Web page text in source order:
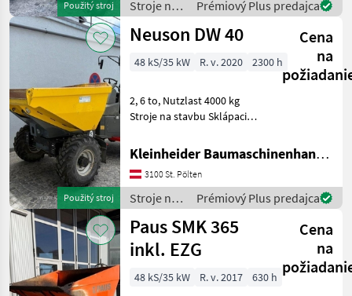
Použitý stroj
Stroje na
stavbu /
Ausa
Prémiový Plus predajca
Použitý stroj
Neuson DW 40
Cena
na
48 kS/35 kW R. v. 2020 2300 h
2, 6 to, Nutzlast 4000 kg
Stroje na stavbu Sklápacie
Kleinheider Baumaschinenhandel GmbH.
3100 St. Pölten
Stroje na
stavbu /
Neuson
Prémiový Plus predajca
Paus SMK 365
inkl. EZG
Cena
na
48 kS/35 kW R. v. 2017
630 h